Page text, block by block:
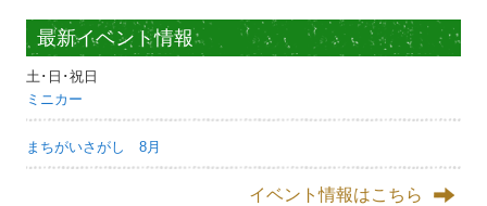
最新イベント情報
土･日･祝日
ミニカー
まちがいさがし 8月
イベント情報はこちら